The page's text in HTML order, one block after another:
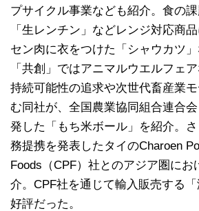
プサイクル事業なども紹介。食の
「生レンチン」などレンジ対応商
セン肉に衣をつけた「シャウカツ」
「共創」ではアニマルウエルフェ
持続可能性の追求や次世代畜産業
む同社が、全国農業協同組合連合
発した「もち米ボール」を紹介。
務提携を発表したタイのCharoen
Foods（CPF）社とのアジア圏にお
介。CPF社を通じて輸入販売する
好評だった。